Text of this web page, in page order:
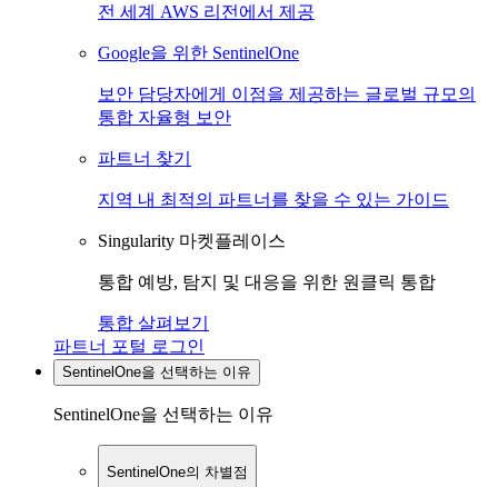
전 세계 AWS 리전에서 제공
Google을 위한 SentinelOne
보안 담당자에게 이점을 제공하는 글로벌 규모의
통합 자율형 보안
파트너 찾기
지역 내 최적의 파트너를 찾을 수 있는 가이드
Singularity 마켓플레이스
통합 예방, 탐지 및 대응을 위한 원클릭 통합
통합 살펴보기
파트너 포털 로그인
SentinelOne을 선택하는 이유
SentinelOne을 선택하는 이유
SentinelOne의 차별점